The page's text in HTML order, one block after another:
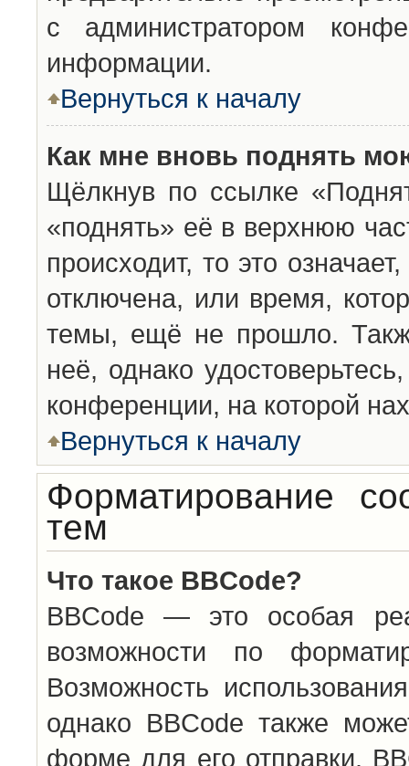
с администратором
информации.
Вернуться к началу
Как мне вновь поднять
Щёлкнув по ссылке
«поднять» её в верхнюю
происходит, то это
отключена, или время,
темы, ещё не прошло.
неё, однако
конференции, на которой
Вернуться к началу
Форматирование
тем
Что такое BBCode?
BBCode — это особая
возможности по
Возможность
однако BBCode также
форме для его отправки.